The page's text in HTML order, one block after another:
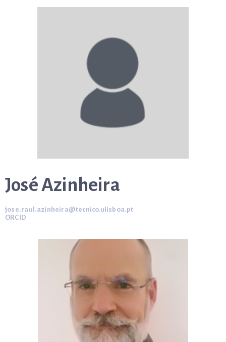
José Azinheira
jose.raul.azinheira@tecnico.ulisboa.pt
ORCID